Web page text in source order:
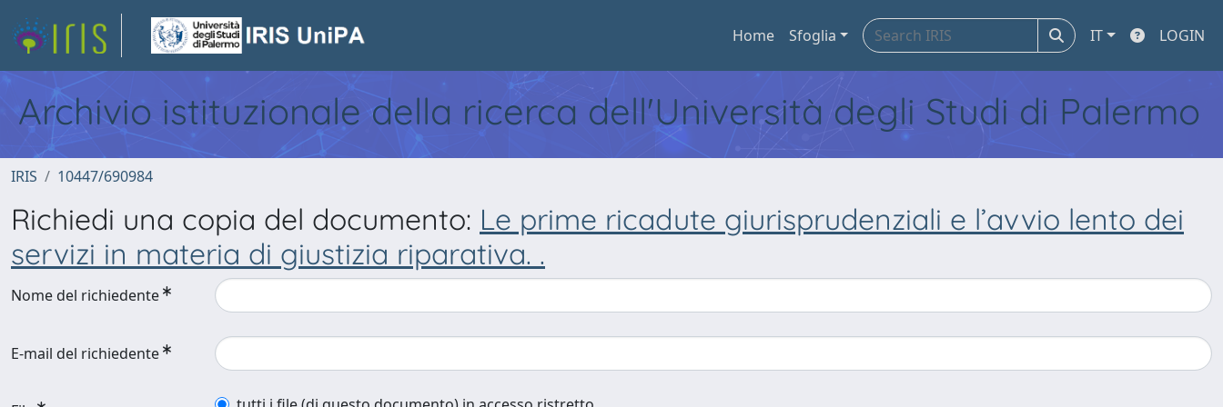
Home Sfoglia IT LOGIN
Archivio istituzionale della ricerca dell'Università degli Studi di Palermo
IRIS 10447/690984
Richiedi una copia del documento: Le prime ricadute giurisprudenziali e l’avvio lento dei
servizi in materia di giustizia riparativa. .
Nome del richiedente
E-mail del richiedente